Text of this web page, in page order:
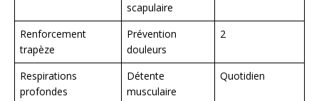
scapulaire
Renforcement
trapèze
Prévention
douleurs
2
Respirations
profondes
Détente
musculaire
Quotidien